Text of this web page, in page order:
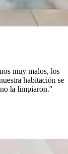
muy malos, los
habitación se
la limpiaron."